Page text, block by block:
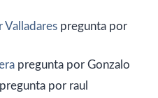
Valladares pregunta por
pregunta por Gonzalo
pregunta por raul